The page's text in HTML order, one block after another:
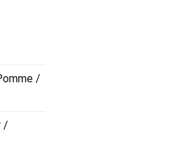
lies
avec
non
/
/